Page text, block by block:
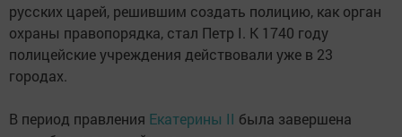
русских царей, решившим создать полицию, как орган
охраны правопорядка, стал Петр I. К 1740 году
полицейские учреждения действовали уже в 23
городах.
В период правления Екатерины II была завершена